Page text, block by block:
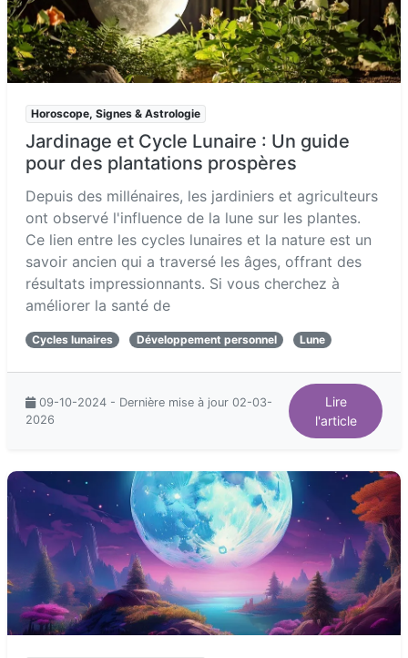
Horoscope, Signes & Astrologie
Jardinage et Cycle Lunaire : Un guide
pour des plantations prospères
Depuis des millénaires, les jardiniers et agriculteurs
ont observé l'influence de la lune sur les plantes.
Ce lien entre les cycles lunaires et la nature est un
savoir ancien qui a traversé les âges, offrant des
résultats impressionnants. Si vous cherchez à
améliorer la santé de
Cycles lunaires Développement personnel Lune
09-10-2024 - Dernière mise à jour 02-03-
2026
Lire
l'article